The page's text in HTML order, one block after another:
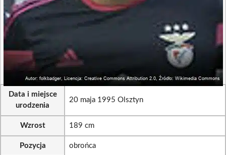
Data i miejsce
urodzenia
20 maja 1995 Olsztyn
Wzrost 189 cm
Pozycja obrońca